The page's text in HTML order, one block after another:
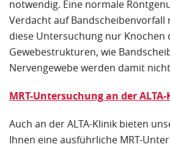
notwendig. Eine normale
Verdacht auf Bandscheibenvorfall
diese Untersuchung nur Knochen
Gewebestrukturen, wie
Nervengewebe werden damit
MRT-Untersuchung an der
Auch an der ALTA-Klinik bieten
Ihnen eine ausführliche MRT-